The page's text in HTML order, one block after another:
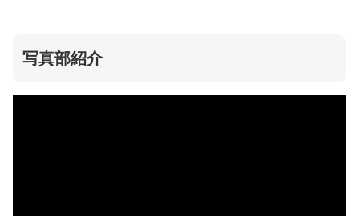
写真部紹介